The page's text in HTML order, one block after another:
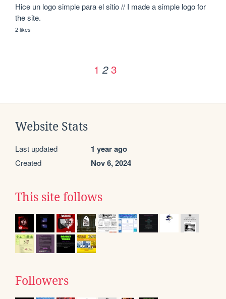
Hice un logo simple para el sitio // I made a simple logo for
the site.
2 likes
1 2 3
Website Stats
Last updated 1 year ago
Created Nov 6, 2024
This site follows
Followers